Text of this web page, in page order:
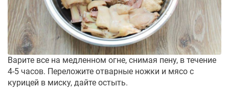
Варите все на медленном огне, снимая пену, в течение
4-5 часов. Переложите отварные ножки и мясо с
курицей в миску, дайте остыть.